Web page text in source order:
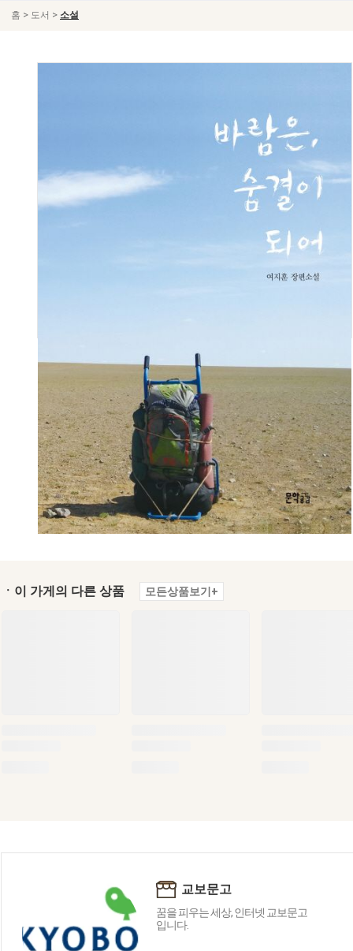
홈 > 도서 > 소설
ㆍ이 가게의 다른 상품 모든상품보기+
교보문고
꿈을 피우는 세상, 인터넷 교보문고
입니다.